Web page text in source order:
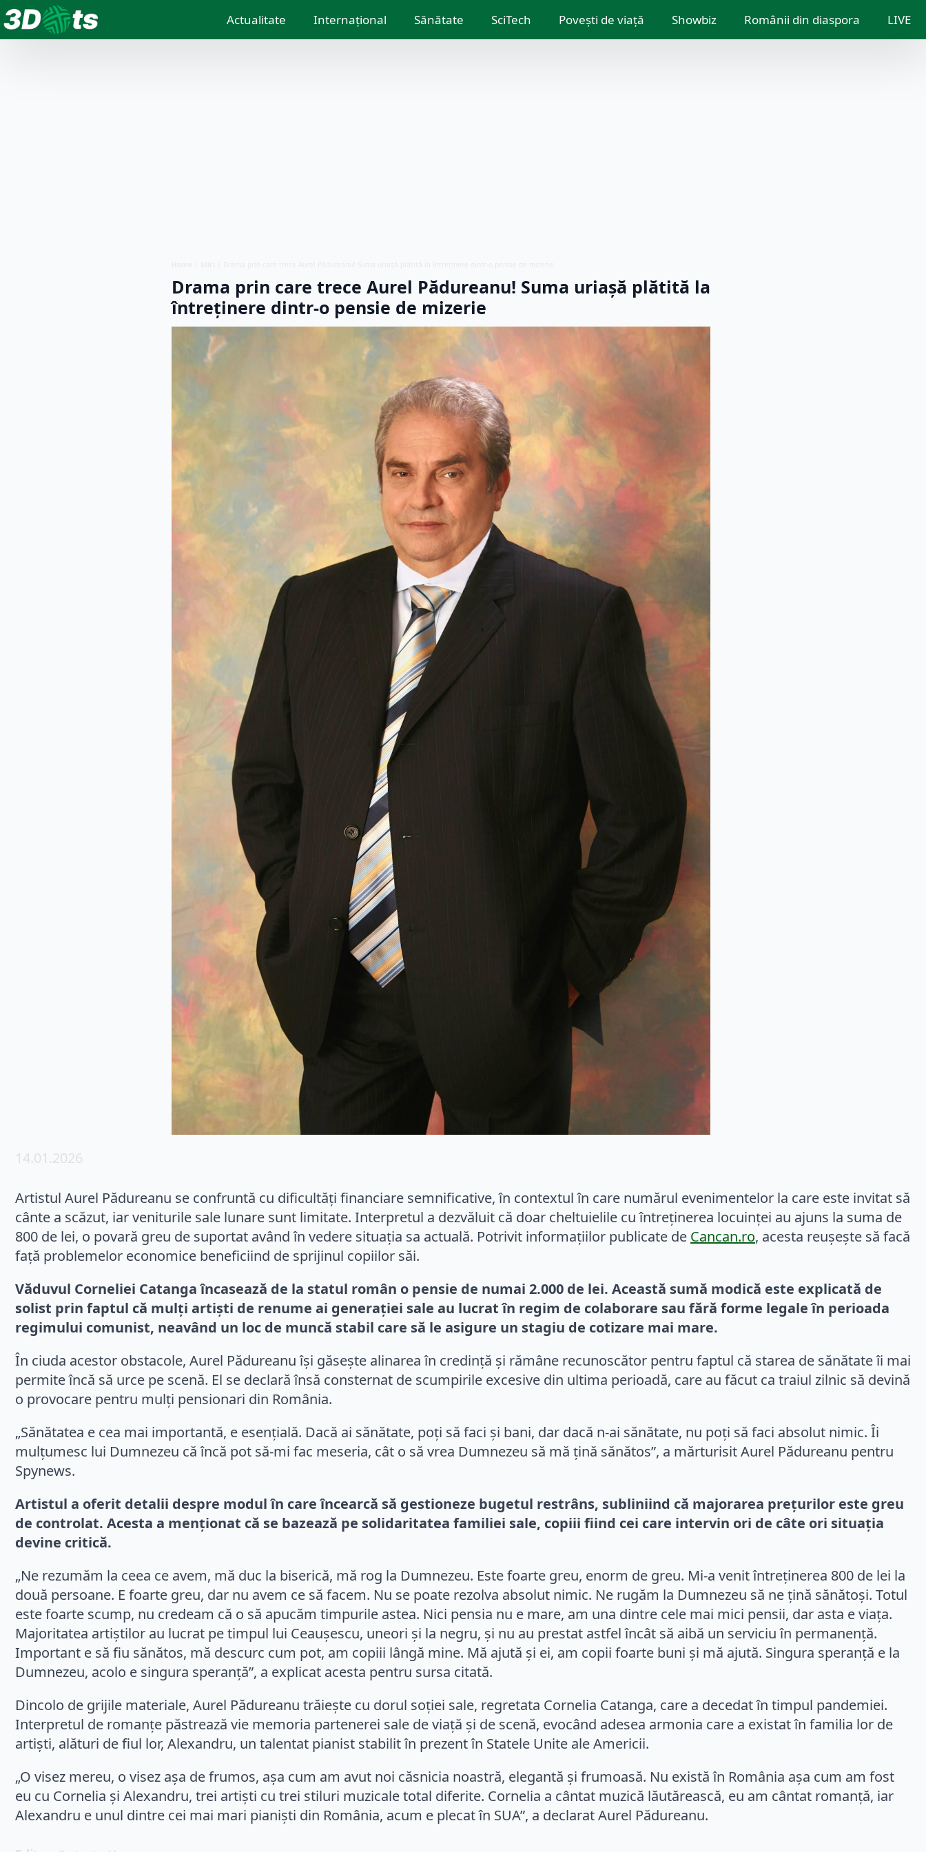
Actualitate Internațional Sănătate SciTech Povești de viață Showbiz Românii din diaspora LIVE
Drama prin care trece Aurel Pădureanu! Suma uriașă plătită la
întreținere dintr-o pensie de mizerie
14.01.2026
Artistul Aurel Pădureanu se confruntă cu dificultăți financiare semnificative, în contextul în care numărul evenimentelor la care este invitat să
cânte a scăzut, iar veniturile sale lunare sunt limitate. Interpretul a dezvăluit că doar cheltuielile cu întreținerea locuinței au ajuns la suma de
800 de lei, o povară greu de suportat având în vedere situația sa actuală. Potrivit informațiilor publicate de Cancan.ro, acesta reușește să facă
față problemelor economice beneficiind de sprijinul copiilor săi.
Văduvul Corneliei Catanga încasează de la statul român o pensie de numai 2.000 de lei. Această sumă modică este explicată de
solist prin faptul că mulți artiști de renume ai generației sale au lucrat în regim de colaborare sau fără forme legale în perioada
regimului comunist, neavând un loc de muncă stabil care să le asigure un stagiu de cotizare mai mare.
În ciuda acestor obstacole, Aurel Pădureanu își găsește alinarea în credință și rămâne recunoscător pentru faptul că starea de sănătate îi mai
permite încă să urce pe scenă. El se declară însă consternat de scumpirile excesive din ultima perioadă, care au făcut ca traiul zilnic să devină
o provocare pentru mulți pensionari din România.
„Sănătatea e cea mai importantă, e esențială. Dacă ai sănătate, poți să faci și bani, dar dacă n-ai sănătate, nu poți să faci absolut nimic. Îi
mulțumesc lui Dumnezeu că încă pot să-mi fac meseria, cât o să vrea Dumnezeu să mă țină sănătos”, a mărturisit Aurel Pădureanu pentru
Spynews.
Artistul a oferit detalii despre modul în care încearcă să gestioneze bugetul restrâns, subliniind că majorarea prețurilor este greu
de controlat. Acesta a menționat că se bazează pe solidaritatea familiei sale, copiii fiind cei care intervin ori de câte ori situația
devine critică.
„Ne rezumăm la ceea ce avem, mă duc la biserică, mă rog la Dumnezeu. Este foarte greu, enorm de greu. Mi-a venit întreținerea 800 de lei la
două persoane. E foarte greu, dar nu avem ce să facem. Nu se poate rezolva absolut nimic. Ne rugăm la Dumnezeu să ne țină sănătoși. Totul
este foarte scump, nu credeam că o să apucăm timpurile astea. Nici pensia nu e mare, am una dintre cele mai mici pensii, dar asta e viața.
Majoritatea artiștilor au lucrat pe timpul lui Ceaușescu, uneori și la negru, și nu au prestat astfel încât să aibă un serviciu în permanență.
Important e să fiu sănătos, mă descurc cum pot, am copiii lângă mine. Mă ajută și ei, am copii foarte buni și mă ajută. Singura speranță e la
Dumnezeu, acolo e singura speranță”, a explicat acesta pentru sursa citată.
Dincolo de grijile materiale, Aurel Pădureanu trăiește cu dorul soției sale, regretata Cornelia Catanga, care a decedat în timpul pandemiei.
Interpretul de romanțe păstrează vie memoria partenerei sale de viață și de scenă, evocând adesea armonia care a existat în familia lor de
artiști, alături de fiul lor, Alexandru, un talentat pianist stabilit în prezent în Statele Unite ale Americii.
„O visez mereu, o visez așa de frumos, așa cum am avut noi căsnicia noastră, elegantă și frumoasă. Nu există în România așa cum am fost
eu cu Cornelia și Alexandru, trei artiști cu trei stiluri muzicale total diferite. Cornelia a cântat muzică lăutărească, eu am cântat romanță, iar
Alexandru e unul dintre cei mai mari pianiști din România, acum e plecat în SUA”, a declarat Aurel Pădureanu.